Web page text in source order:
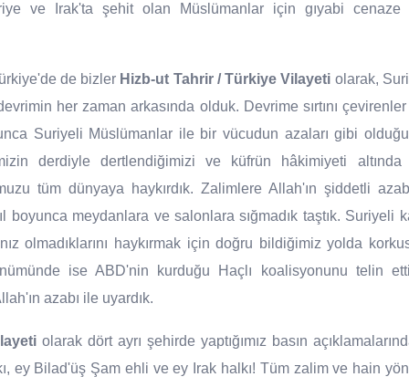
ve Irak'ta şehit olan Müslümanlar için gıyabi cenaze
de bizler Hizb-ut Tahrir / Türkiye Vilayeti olarak,
her zaman arkasında olduk. Devrime sırtını
Suriyeli Müslümanlar ile bir vücudun azaları gibi
derdiyle dertlendiğimizi ve küfrün hâkimiyeti
tüm dünyaya haykırdık. Zalimlere Allah'ın şiddetli
boyunca meydanlara ve salonlara sığmadık taştık. Suriyeli
olmadıklarını haykırmak için doğru bildiğimiz yolda
ise ABD'nin kurduğu Haçlı koalisyonunu telin
azabı ile uyardık.
olarak dört ayrı şehirde yaptığımız basın
ey Bilad'üş Şam ehli ve ey Irak halkı! Tüm zalim ve hain